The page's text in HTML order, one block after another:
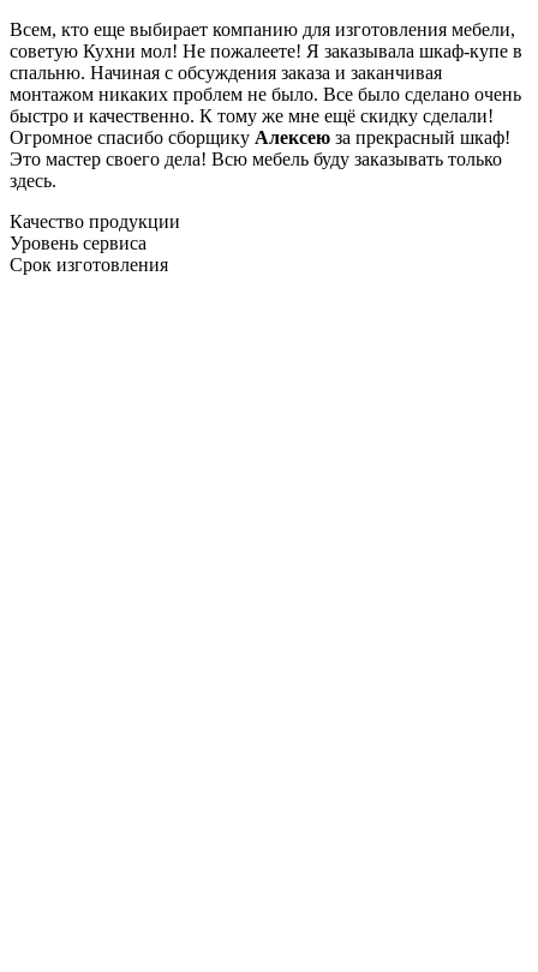
Всем, кто еще выбирает компанию для изготовления мебели,
советую Кухни мол! Не пожалеете! Я заказывала шкаф-купе в
спальню. Начиная с обсуждения заказа и заканчивая
монтажом никаких проблем не было. Все было сделано очень
быстро и качественно. К тому же мне ещё скидку сделали!
Огромное спасибо сборщику Алексею за прекрасный шкаф!
Это мастер своего дела! Всю мебель буду заказывать только
здесь.
Качество продукции
Уровень сервиса
Срок изготовления